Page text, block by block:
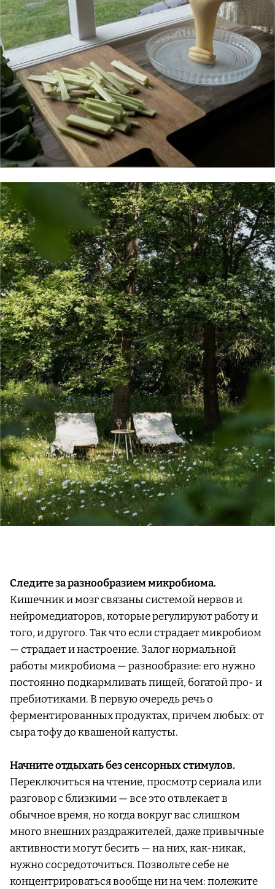
Следите за разнообразием микробиома.
Кишечник и мозг связаны системой нервов и
нейромедиаторов, которые регулируют работу и
того, и другого. Так что если страдает микробиом
— страдает и настроение. Залог нормальной
работы микробиома — разнообразие: его нужно
постоянно подкармливать пищей, богатой про- и
пребиотиками. В первую очередь речь о
ферментированных продуктах, причем любых: от
сыра тофу до квашеной капусты.
Начните отдыхать без сенсорных стимулов.
Переключиться на чтение, просмотр сериала или
разговор с близкими — все это отвлекает в
обычное время, но когда вокруг вас слишком
много внешних раздражителей, даже привычные
активности могут бесить — на них, как-никак,
нужно сосредоточиться. Позвольте себе не
концентрироваться вообще ни на чем: полежите